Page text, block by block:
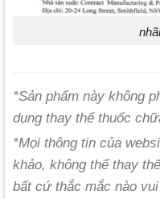
*Sản phẩm này không
dụng thay thế thuốc
*Mọi thông tin của
khảo, không thể thay
bất cứ thắc mắc nào